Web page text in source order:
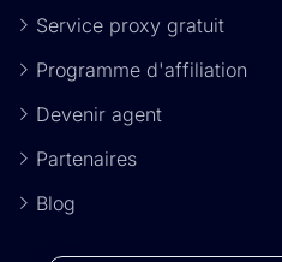
Service proxy gratuit
Programme d'affiliation
Devenir agent
Partenaires
Blog